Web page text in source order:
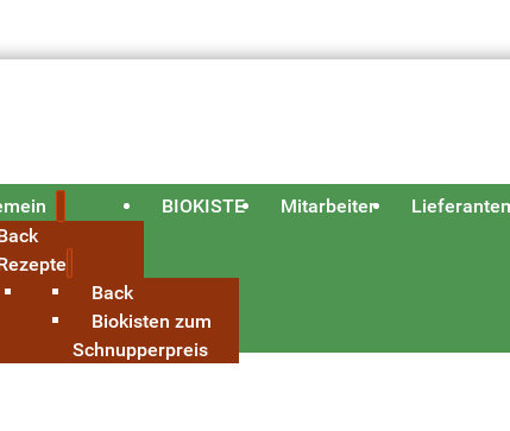
Back
Biokisten zum
Schnupperpreis
BIOKISTE Mitarbeiter Lieferanten